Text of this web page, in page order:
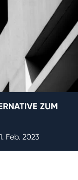
ZUM
Feb. 2023